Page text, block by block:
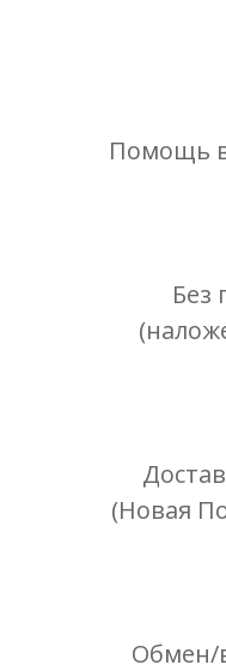
Помощь
Без
(Новая
Обмен/